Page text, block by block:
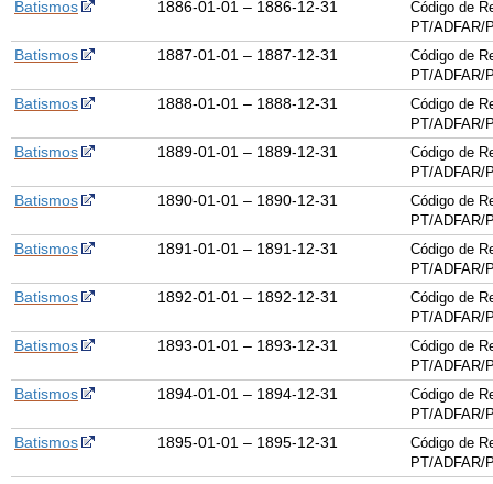
Batismos 1886-01-01 – 1886-12-31
Código de
PT/ADFAR/
Batismos 1887-01-01 – 1887-12-31
Código de
PT/ADFAR/
Batismos 1888-01-01 – 1888-12-31
Código de
PT/ADFAR/
Batismos 1889-01-01 – 1889-12-31
Código de
PT/ADFAR/
Batismos 1890-01-01 – 1890-12-31
Código de
PT/ADFAR/
Batismos 1891-01-01 – 1891-12-31
Código de
PT/ADFAR/
Batismos 1892-01-01 – 1892-12-31
Código de
PT/ADFAR/
Batismos 1893-01-01 – 1893-12-31
Código de
PT/ADFAR/
Batismos 1894-01-01 – 1894-12-31
Código de
PT/ADFAR/
Batismos 1895-01-01 – 1895-12-31
Código de
PT/ADFAR/